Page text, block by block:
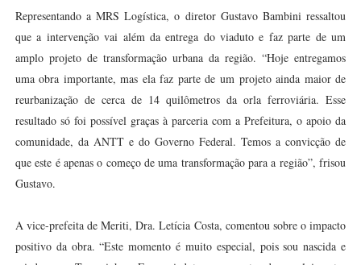
Representando a MRS Logística, o diretor Gustavo Bambini ressaltou
que a intervenção vai além da entrega do viaduto e faz parte de um
amplo projeto de transformação urbana da região. “Hoje entregamos
uma obra importante, mas ela faz parte de um projeto ainda maior de
reurbanização de cerca de 14 quilômetros da orla ferroviária. Esse
resultado só foi possível graças à parceria com a Prefeitura, o apoio da
comunidade, da ANTT e do Governo Federal. Temos a convicção de
que este é apenas o começo de uma transformação para a região”, frisou
Gustavo.
A vice-prefeita de Meriti, Dra. Letícia Costa, comentou sobre o impacto
positivo da obra. “Este momento é muito especial, pois sou nascida e